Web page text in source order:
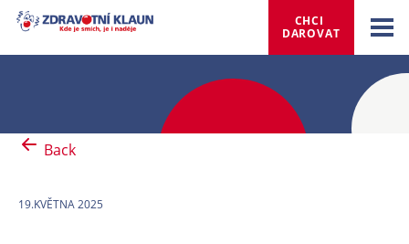
CHCI
DAROVAT
Back
19.KVĚTNA 2025